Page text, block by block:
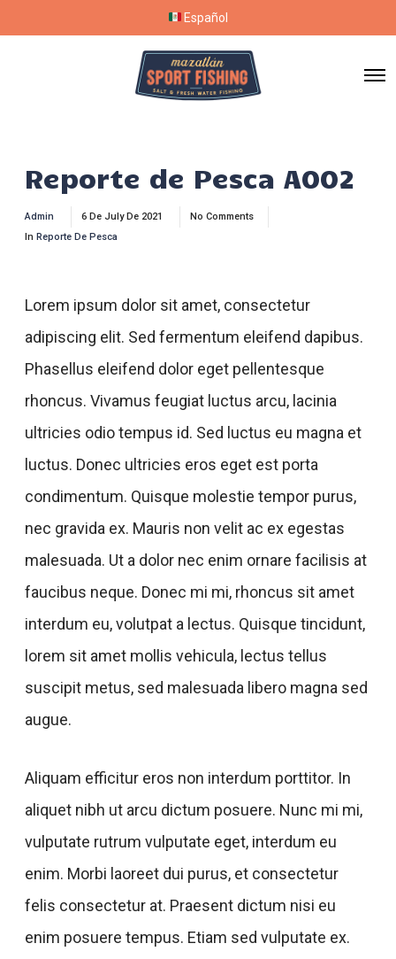
Español
Reporte de Pesca A002
Admin 6 De July De 2021
No Comments
In Reporte De Pesca
Lorem ipsum dolor sit amet, consectetur
adipiscing elit. Sed fermentum eleifend dapibus.
Phasellus eleifend dolor eget pellentesque
rhoncus. Vivamus feugiat luctus arcu, lacinia
ultricies odio tempus id. Sed luctus eu magna et
luctus. Donec ultricies eros eget est porta
condimentum. Quisque molestie tempor purus,
nec gravida ex. Mauris non velit ac ex egestas
malesuada. Ut a dolor nec enim ornare facilisis at
faucibus neque. Donec mi mi, rhoncus sit amet
interdum eu, volutpat a lectus. Quisque tincidunt,
lorem sit amet mollis vehicula, lectus tellus
suscipit metus, sed malesuada libero magna sed
augue.
Aliquam efficitur eros non interdum porttitor. In
aliquet nibh ut arcu dictum posuere. Nunc mi mi,
vulputate rutrum vulputate eget, interdum eu
enim. Morbi laoreet dui purus, et consectetur
felis consectetur at. Praesent dictum nisi eu
enim posuere tempus. Etiam sed vulputate ex.